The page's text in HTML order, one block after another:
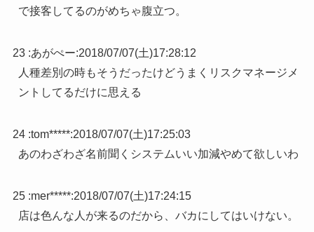
で接客してるのがめちゃ腹立つ。
23 :あがぺー:2018/07/07(土)17:28:12
人種差別の時もそうだったけどうまくリスクマネージメ
ントしてるだけに思える
24 :tom*****:2018/07/07(土)17:25:03
あのわざわざ名前聞くシステムいい加減やめて欲しいわ
25 :mer*****:2018/07/07(土)17:24:15
店は色んな人が来るのだから、バカにしてはいけない。